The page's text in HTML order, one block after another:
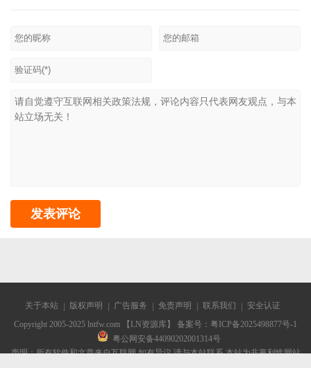
关于本站 版权声明 广告服务 免责声明 联系我们
安全认证
Copyright 2005-2025 lntfw.com 【LN资源库】 备案号： 粤ICP备2025498877号-1
粤公网安备44090202001314号
声明：所有软件和文章来自互联网 如有异议 请与本站联系 本站为非赢利性网站